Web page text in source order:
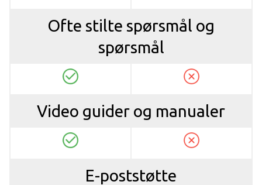
Ofte stilte spørsmål og
spørsmål
Video guider og manualer
E-poststøtte